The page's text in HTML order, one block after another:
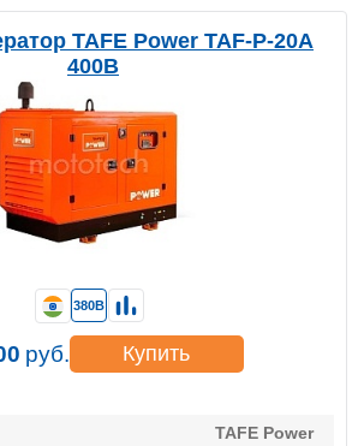
TAFE Power TAF-P-20A
400В
TAFE Power
380В
руб. Купить